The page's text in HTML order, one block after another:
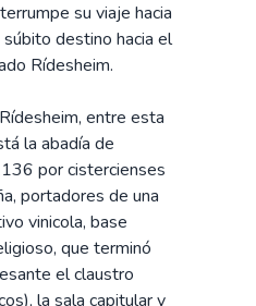
su viaje hacia
destino hacia el
Rídesheim.
entre esta
la abadía de
por cistercienses
portadores de una
vinicola, base
que terminó
el claustro
la sala capitular y